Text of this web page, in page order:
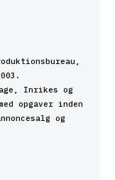
Inrikes og
opgaver inden
og